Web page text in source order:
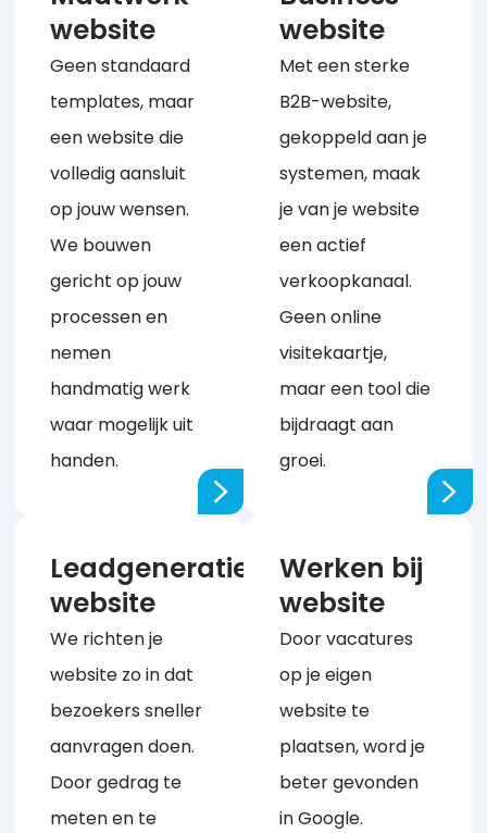
website
Geen standaard
templates, maar
een website die
volledig aansluit
op jouw wensen.
We bouwen
gericht op jouw
processen en
nemen
handmatig werk
waar mogelijk uit
handen.
website
Met een sterke
B2B-website,
gekoppeld aan je
systemen, maak
je van je website
een actief
verkoopkanaal.
Geen online
visitekaartje,
maar een tool die
bijdraagt aan
groei.
Leadgeneratie
website
We richten je
website zo in dat
bezoekers sneller
aanvragen doen.
Door gedrag te
meten en te
Werken bij
website
Door vacatures
op je eigen
website te
plaatsen, word je
beter gevonden
in Google.